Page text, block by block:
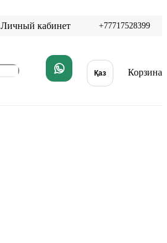
Личный кабинет +77717528399
Қаз Корзина